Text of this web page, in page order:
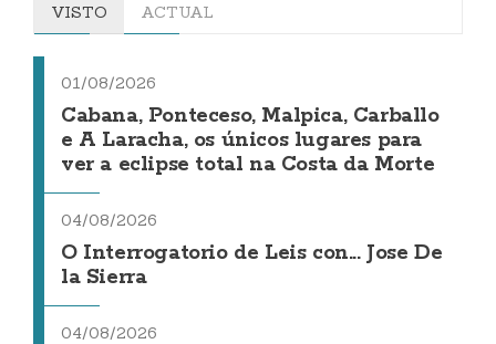
VISTO ACTUAL
01/08/2026
Cabana, Ponteceso, Malpica, Carballo
e A Laracha, os únicos lugares para
ver a eclipse total na Costa da Morte
04/08/2026
O Interrogatorio de Leis con... Jose De
la Sierra
04/08/2026